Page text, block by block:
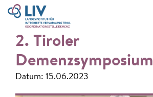
2. Tiroler
Demenzsymposium
Datum: 15.06.2023